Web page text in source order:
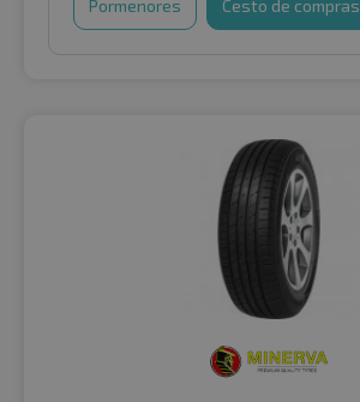
Pormenores Cesto de compras